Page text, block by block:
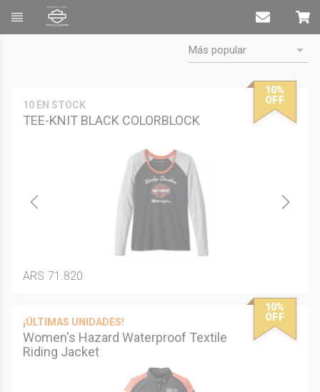
Contacto Carrito
Más popular
10%
OFF
10 EN STOCK
TEE-KNIT BLACK COLORBLOCK
ARS 71.820
10%
OFF
¡ÚLTIMAS UNIDADES!
Women's Hazard Waterproof Textile
Riding Jacket